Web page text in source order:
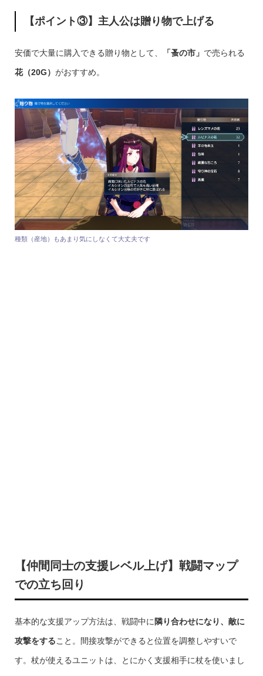
【ポイント③】主人公は贈り物で上げる
安価で大量に購入できる贈り物として、 「蚤の市」 で売られる
花（20G） がおすすめ。
種類（産地）もあまり気にしなくて大丈夫です
【仲間同士の支援レベル上げ】戦闘マップ
での立ち回り
基本的な支援アップ方法は、戦闘中に隣り合わせになり、敵に
攻撃をすること。間接攻撃ができると位置を調整しやすいで
す。杖が使えるユニットは、とにかく支援相手に杖を使いまし